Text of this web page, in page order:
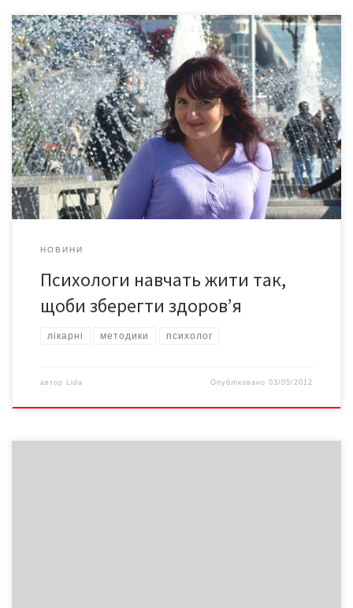
Суттєве погіршення здоров’я людей, збільшення рівня
захворюваності і смертності, зменшення середньої
тривалості життя, а також масова зміна поведінки викликають
занепокоєння медиків. Емоційні зриви, порушення психічного
стану та суїциди стають мало не нормою. Саме тому професія
психолога набуває нині все більшого значення у житті
сучасного суспільства і cтає невід’ємною складовою нашого
[…]
НОВИНИ
Психологи навчать жити так,
щоби зберегти здоров’я
лікарні методики психолог
автор Lida Опубліковано03/05/2012